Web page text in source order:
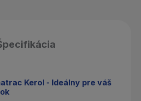
Kerol - Ideálny pre váš